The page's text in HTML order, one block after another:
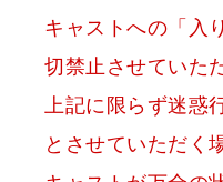
キャストへの「入
切禁止させていた
上記に限らず迷
とさせていただく